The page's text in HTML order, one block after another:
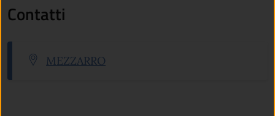
Contatti
Indirizzo:
MEZZARRO